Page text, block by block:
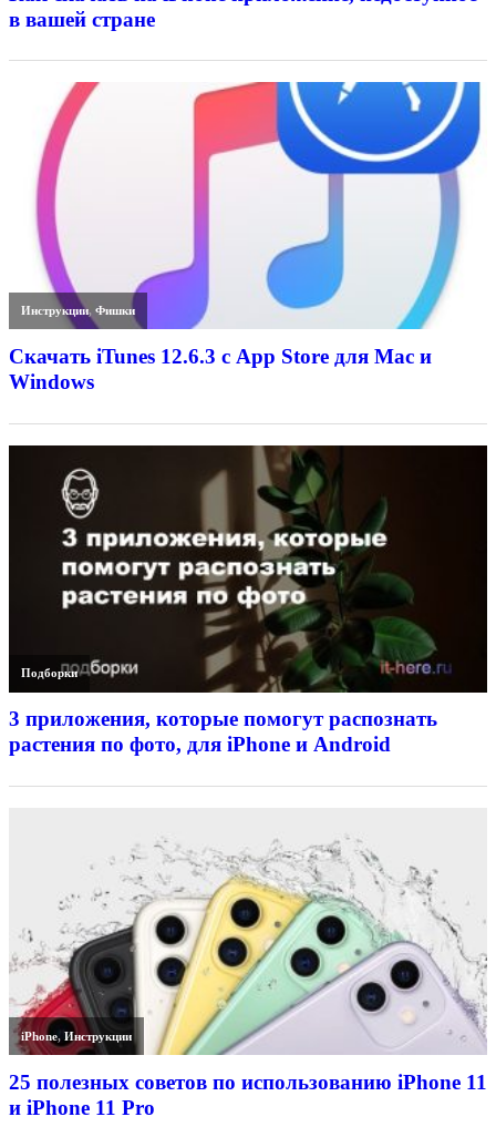
в вашей стране
Инструкции,Фишки
Скачать iTunes 12.6.3 с App Store для Mac и
Windows
Подборки
3 приложения, которые помогут распознать
растения по фото, для iPhone и Android
iPhone,Инструкции
25 полезных советов по использованию iPhone 11
и iPhone 11 Pro